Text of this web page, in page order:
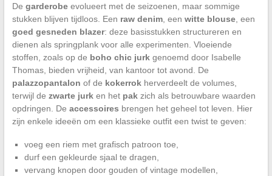
De garderobeevolueert met de seizoenen, maar sommige
stukken blijven tijdloos. Een raw denim, een witte blouse, een
goed gesneden blazer: deze basisstukken structureren en
dienen als springplank voor alle experimenten. Vloeiende
stoffen, zoals op de boho chic jurkgenoemd door Isabelle
Thomas, bieden vrijheid, van kantoor tot avond. De
palazzopantalon of de kokerrokherverdeelt de volumes,
terwijl de zwarte jurken het pakzich als betrouwbare waarden
opdringen. De accessoires brengen het geheel tot leven. Hier
zijn enkele ideeën om een klassieke outfit een twist te geven:
voeg een riem met grafisch patroon toe,
durf een gekleurde sjaal te dragen,
vervang knopen door gouden of vintage modellen,